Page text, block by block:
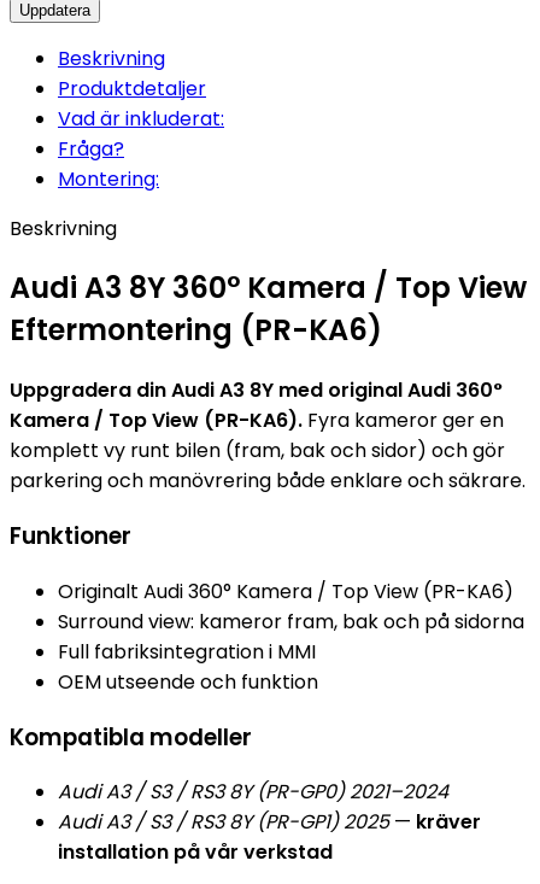
Beskrivning
Produktdetaljer
Vad är inkluderat:
Fråga?
Montering:
Beskrivning
Audi A3 8Y 360° Kamera / Top View
Eftermontering (PR-KA6)
Uppgradera din Audi A3 8Y med original Audi 360°
Kamera / Top View (PR-KA6). Fyra kameror ger en
komplett vy runt bilen (fram, bak och sidor) och gör
parkering och manövrering både enklare och säkrare.
Funktioner
Originalt Audi 360° Kamera / Top View (PR-KA6)
Surround view: kameror fram, bak och på sidorna
Full fabriksintegration i MMI
OEM utseende och funktion
Kompatibla modeller
Audi A3 / S3 / RS3 8Y (PR-GP0) 2021–2024
Audi A3 / S3 / RS3 8Y (PR-GP1) 2025— kräver
installation på vår verkstad